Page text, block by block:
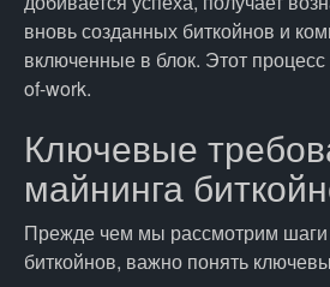
вновь созданных биткойнов и
включенные в блок. Этот процесс
of-work.
Ключевые
майнинга
Прежде чем мы рассмотрим шаги
биткойнов, важно понять